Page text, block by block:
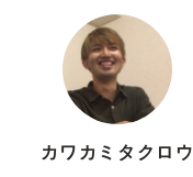
カワカミタクロウ